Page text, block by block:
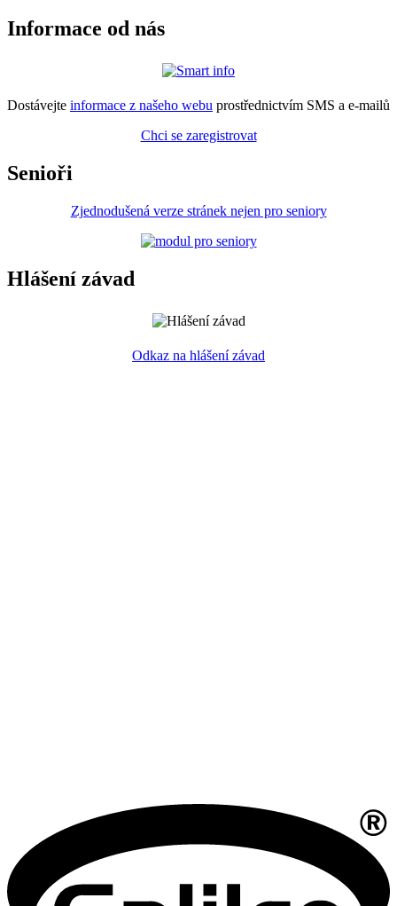
Informace od nás
Dostávejte informace z našeho webu prostřednictvím SMS a e-mailů
Chci se zaregistrovat
Senioři
Zjednodušená verze stránek nejen pro seniory
Hlášení závad
Odkaz na hlášení závad